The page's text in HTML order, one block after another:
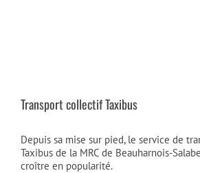
Transport collectif Taxibus
Depuis sa mise sur pied, le service de
Taxibus de la MRC de Beauharnois-
croître en popularité.